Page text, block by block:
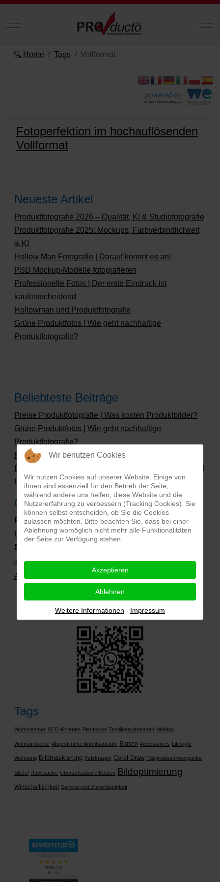
Mobile Menu Toggle Off-
🔍 Home Tags Vollformat
powered by:
einfache Datenübertragung
Fotoperfektion im hochauflösenden
Vollformat
Neueste Artikel
Produktfotografie 2026 – Qualität, KI & Studiofotografie
Produktfotografie 2025: Mockups, Farbverbindlichkeit
& KI
Hollow Man Fotografie | Darauf kommt es an!
PSD Mockup-Modelle fotografieren
Professionelle Fotos | Der erste Eindruck ist
kaufentscheidend
Hollowman und Produktfotografie
Grüne Produktfotos | Wie geht nachhaltige
Produktfotografie?
Beliebteste Beiträge
Preise Produktfotografie | Was kosten Produktbilder?
Grüne Produktfotos | Wie geht nachhaltige
Produktfotografie?
Hollow Man Fotografie | Darauf kommt es an!
Dateiformate und Bilder mit transparentem Hintergrund
Hollowman und Produktfotografie
Google Rezensionen
PRO-ducto GmbH , Fotografie und Bildbearbeitung in
Lichtenau
5,0
02.01.2026)
Alle Rezensionen ansehen
Tags
Wohnzimmer SEO-Kriterien Plastische Textilienaufnahmen Weblog
Wohnambiente Abgestimmte Arbeitsabläufe Blusen Accessoires Lifestyle
Wohnung Bildmaskierung Pelzkragen Corel Draw Tätigkeitsschwerpunke
Stiefel Rucksäcke Überschaubare Kosten Bildoptimierung
Wirtschaftlichkeit Service und Zuverlässigkeit
Wir benutzen Cookies
Wir nutzen Cookies auf unserer Website. Einige von
ihnen sind essenziell für den Betrieb der Seite,
während andere uns helfen, diese Website und die
Nutzererfahrung zu verbessern (Tracking Cookies). Sie
können selbst entscheiden, ob Sie die Cookies
zulassen möchten. Bitte beachten Sie, dass bei einer
Ablehnung womöglich nicht mehr alle Funktionalitäten
der Seite zur Verfügung stehen.
Akzeptieren
Ablehnen
Weitere Informationen Impressum